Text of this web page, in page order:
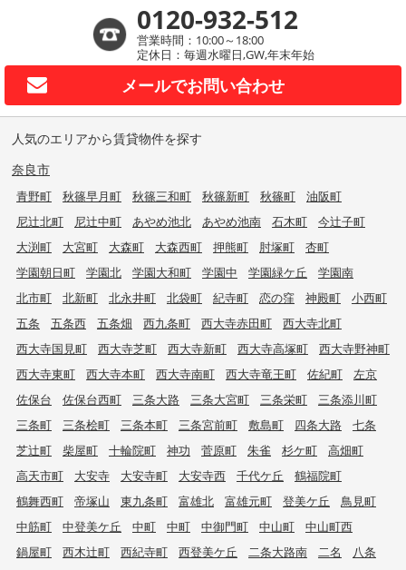
0120-932-512
営業時間：10:00～18:00
定休日：毎週水曜日,GW,年末年始
メールでお問い合わせ
人気のエリアから賃貸物件を探す
奈良市
青野町 秋篠早月町 秋篠三和町 秋篠新町 秋篠町
油阪町
尼辻北町
尼辻中町 あやめ池北 あやめ池南 石木町
今辻子町
大渕町
大宮町 大森町 大森西町 押熊町 肘塚町
杏町
学園朝日町
学園北 学園大和町 学園中 学園緑ケ丘
学園南
北市町
北新町 北永井町 北袋町 紀寺町 恋の窪 神殿町
小西町
五条
五条西 五条畑 西九条町 西大寺赤田町
西大寺北町
西大寺国見町
西大寺芝町 西大寺新町 西大寺高塚町
西大寺野神町
西大寺東町
西大寺本町 西大寺南町 西大寺竜王町 佐紀町
左京
佐保台
佐保台西町 三条大路 三条大宮町 三条栄町
三条添川町
三条町
三条桧町 三条本町 三条宮前町 敷島町 四条大路
七条
芝辻町
柴屋町 十輪院町 神功 菅原町 朱雀 杉ケ町
高畑町
高天市町
大安寺 大安寺町 大安寺西 千代ケ丘
鶴福院町
鶴舞西町
帝塚山 東九条町 富雄北 富雄元町 登美ケ丘
鳥見町
中筋町
中登美ケ丘 中町 中町 中御門町 中山町
中山町西
鍋屋町
西木辻町 西紀寺町 西登美ケ丘 二条大路南 二名
八条